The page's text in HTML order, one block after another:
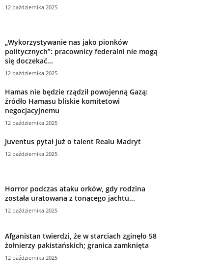
12 października 2025
„Wykorzystywanie nas jako pionków
politycznych”: pracownicy federalni nie mogą
się doczekać...
12 października 2025
Hamas nie będzie rządził powojenną Gazą:
źródło Hamasu bliskie komitetowi
negocjacyjnemu
12 października 2025
Juventus pytał już o talent Realu Madryt
12 października 2025
Horror podczas ataku orków, gdy rodzina
została uratowana z tonącego jachtu...
12 października 2025
Afganistan twierdzi, że w starciach zginęło 58
żołnierzy pakistańskich; granica zamknięta
12 października 2025